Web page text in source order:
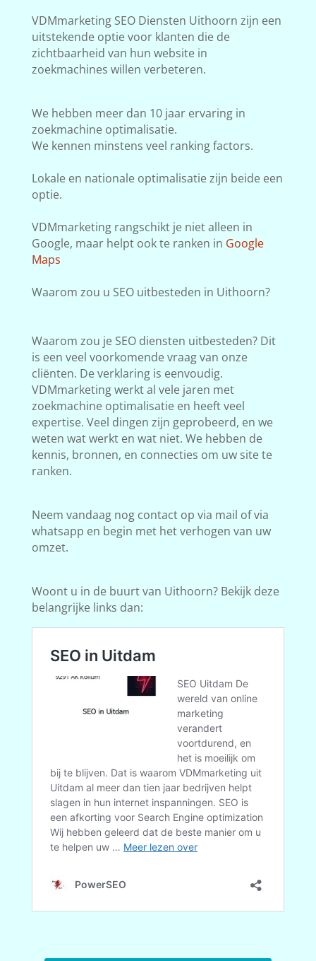
VDMmarketing SEO Diensten Uithoorn zijn een
uitstekende optie voor klanten die de
zichtbaarheid van hun website in
zoekmachines willen verbeteren.
We hebben meer dan 10 jaar ervaring in
zoekmachine optimalisatie.
We kennen minstens veel ranking factors.
Lokale en nationale optimalisatie zijn beide een
optie.
VDMmarketing rangschikt je niet alleen in
Google, maar helpt ook te ranken in Google
Maps
Waarom zou u SEO uitbesteden in Uithoorn?
Waarom zou je SEO diensten uitbesteden? Dit
is een veel voorkomende vraag van onze
cliënten. De verklaring is eenvoudig.
VDMmarketing werkt al vele jaren met
zoekmachine optimalisatie en heeft veel
expertise. Veel dingen zijn geprobeerd, en we
weten wat werkt en wat niet. We hebben de
kennis, bronnen, en connecties om uw site te
ranken.
Neem vandaag nog contact op via mail of via
whatsapp en begin met het verhogen van uw
omzet.
Woont u in de buurt van Uithoorn? Bekijk deze
belangrijke links dan: